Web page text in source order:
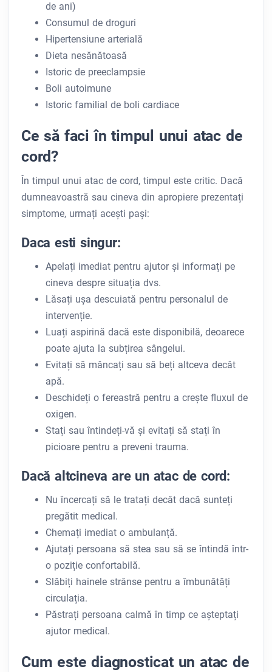
de ani)
Consumul de droguri
Hipertensiune arterială
Dieta nesănătoasă
Istoric de preeclampsie
Boli autoimune
Istoric familial de boli cardiace
Ce să faci în timpul unui atac de
cord?
În timpul unui atac de cord, timpul este critic. Dacă
dumneavoastră sau cineva din apropiere prezentați
simptome, urmați acești pași:
Daca esti singur:
Apelați imediat pentru ajutor și informați pe
cineva despre situația dvs.
Lăsați ușa descuiată pentru personalul de
intervenție.
Luați aspirină dacă este disponibilă, deoarece
poate ajuta la subțirea sângelui.
Evitați să mâncați sau să beți altceva decât
apă.
Deschideți o fereastră pentru a crește fluxul de
oxigen.
Stați sau întindeți-vă și evitați să stați în
picioare pentru a preveni trauma.
Dacă altcineva are un atac de cord:
Nu încercați să le tratați decât dacă sunteți
pregătit medical.
Chemați imediat o ambulanță.
Ajutați persoana să stea sau să se întindă într-
o poziție confortabilă.
Slăbiți hainele strânse pentru a îmbunătăți
circulația.
Păstrați persoana calmă în timp ce așteptați
ajutor medical.
Cum este diagnosticat un atac de